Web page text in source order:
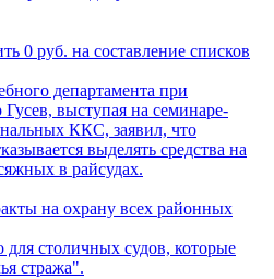
0 руб. на составление списков
департамента при
выступая на семинаре-
ККС, заявил, что
выделять средства на
в райсудах.
на охрану всех районных
для столичных судов, которые
стража".